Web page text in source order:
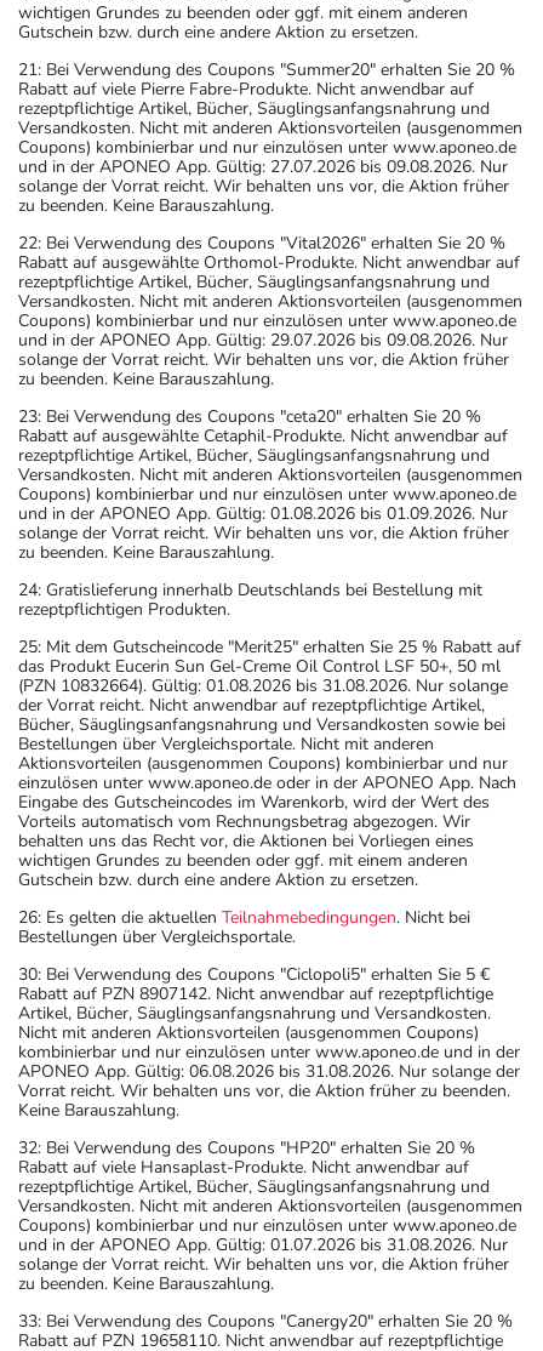
wichtigen Grundes zu beenden oder ggf. mit einem anderen
Gutschein bzw. durch eine andere Aktion zu ersetzen.
21: Bei Verwendung des Coupons "Summer20" erhalten Sie 20 %
Rabatt auf viele Pierre Fabre-Produkte. Nicht anwendbar auf
rezeptpflichtige Artikel, Bücher, Säuglingsanfangsnahrung und
Versandkosten. Nicht mit anderen Aktionsvorteilen (ausgenommen
Coupons) kombinierbar und nur einzulösen unter www.aponeo.de
und in der APONEO App. Gültig: 27.07.2026 bis 09.08.2026. Nur
solange der Vorrat reicht. Wir behalten uns vor, die Aktion früher
zu beenden. Keine Barauszahlung.
22: Bei Verwendung des Coupons "Vital2026" erhalten Sie 20 %
Rabatt auf ausgewählte Orthomol-Produkte. Nicht anwendbar auf
rezeptpflichtige Artikel, Bücher, Säuglingsanfangsnahrung und
Versandkosten. Nicht mit anderen Aktionsvorteilen (ausgenommen
Coupons) kombinierbar und nur einzulösen unter www.aponeo.de
und in der APONEO App. Gültig: 29.07.2026 bis 09.08.2026. Nur
solange der Vorrat reicht. Wir behalten uns vor, die Aktion früher
zu beenden. Keine Barauszahlung.
23: Bei Verwendung des Coupons "ceta20" erhalten Sie 20 %
Rabatt auf ausgewählte Cetaphil-Produkte. Nicht anwendbar auf
rezeptpflichtige Artikel, Bücher, Säuglingsanfangsnahrung und
Versandkosten. Nicht mit anderen Aktionsvorteilen (ausgenommen
Coupons) kombinierbar und nur einzulösen unter www.aponeo.de
und in der APONEO App. Gültig: 01.08.2026 bis 01.09.2026. Nur
solange der Vorrat reicht. Wir behalten uns vor, die Aktion früher
zu beenden. Keine Barauszahlung.
24: Gratislieferung innerhalb Deutschlands bei Bestellung mit
rezeptpflichtigen Produkten.
25: Mit dem Gutscheincode "Merit25" erhalten Sie 25 % Rabatt auf
das Produkt Eucerin Sun Gel-Creme Oil Control LSF 50+, 50 ml
(PZN 10832664). Gültig: 01.08.2026 bis 31.08.2026. Nur solange
der Vorrat reicht. Nicht anwendbar auf rezeptpflichtige Artikel,
Bücher, Säuglingsanfangsnahrung und Versandkosten sowie bei
Bestellungen über Vergleichsportale. Nicht mit anderen
Aktionsvorteilen (ausgenommen Coupons) kombinierbar und nur
einzulösen unter www.aponeo.de oder in der APONEO App. Nach
Eingabe des Gutscheincodes im Warenkorb, wird der Wert des
Vorteils automatisch vom Rechnungsbetrag abgezogen. Wir
behalten uns das Recht vor, die Aktionen bei Vorliegen eines
wichtigen Grundes zu beenden oder ggf. mit einem anderen
Gutschein bzw. durch eine andere Aktion zu ersetzen.
26: Es gelten die aktuellen Teilnahmebedingungen. Nicht bei
Bestellungen über Vergleichsportale.
30: Bei Verwendung des Coupons "Ciclopoli5" erhalten Sie 5 €
Rabatt auf PZN 8907142. Nicht anwendbar auf rezeptpflichtige
Artikel, Bücher, Säuglingsanfangsnahrung und Versandkosten.
Nicht mit anderen Aktionsvorteilen (ausgenommen Coupons)
kombinierbar und nur einzulösen unter www.aponeo.de und in der
APONEO App. Gültig: 06.08.2026 bis 31.08.2026. Nur solange der
Vorrat reicht. Wir behalten uns vor, die Aktion früher zu beenden.
Keine Barauszahlung.
32: Bei Verwendung des Coupons "HP20" erhalten Sie 20 %
Rabatt auf viele Hansaplast-Produkte. Nicht anwendbar auf
rezeptpflichtige Artikel, Bücher, Säuglingsanfangsnahrung und
Versandkosten. Nicht mit anderen Aktionsvorteilen (ausgenommen
Coupons) kombinierbar und nur einzulösen unter www.aponeo.de
und in der APONEO App. Gültig: 01.07.2026 bis 31.08.2026. Nur
solange der Vorrat reicht. Wir behalten uns vor, die Aktion früher
zu beenden. Keine Barauszahlung.
33: Bei Verwendung des Coupons "Canergy20" erhalten Sie 20 %
Rabatt auf PZN 19658110. Nicht anwendbar auf rezeptpflichtige